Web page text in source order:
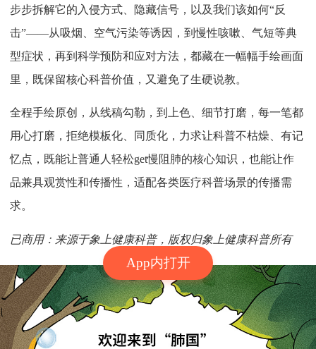
App内打开
步步拆解它的入侵方式、隐藏信号，以及我们该如何“反
击”——从吸烟、空气污染等诱因，到慢性咳嗽、气短等典
型症状，再到科学预防和应对方法，都藏在一幅幅手绘画面
里，既保留核心科普价值，又避免了生硬说教。
全程手绘原创，从线稿勾勒，到上色、细节打磨，每一笔都
用心打磨，拒绝模板化、同质化，力求让科普不枯燥、有记
忆点，既能让普通人轻松get慢阻肺的核心知识，也能让作
品兼具观赏性和传播性，适配各类医疗科普场景的传播需
求。
已商用：来源于象上健康科普，版权归象上健康科普所有